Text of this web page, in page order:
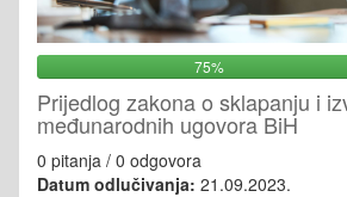
75%
Prijedlog zakona o sklapanju i
međunarodnih ugovora BiH
0 pitanja / 0 odgovora
Datum odlučivanja: 21.09.2023.